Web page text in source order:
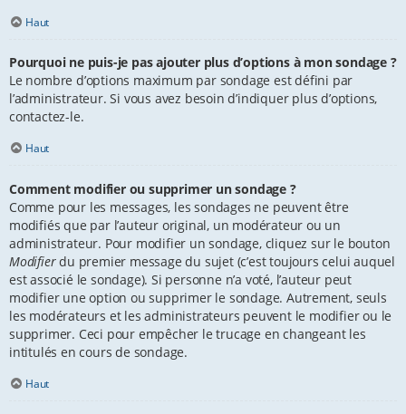
Haut
Pourquoi ne puis-je pas ajouter plus d’options à mon sondage ?
Le nombre d’options maximum par sondage est défini par
l’administrateur. Si vous avez besoin d’indiquer plus d’options,
contactez-le.
Haut
Comment modifier ou supprimer un sondage ?
Comme pour les messages, les sondages ne peuvent être
modifiés que par l’auteur original, un modérateur ou un
administrateur. Pour modifier un sondage, cliquez sur le bouton
Modifierdu premier message du sujet (c’est toujours celui auquel
est associé le sondage). Si personne n’a voté, l’auteur peut
modifier une option ou supprimer le sondage. Autrement, seuls
les modérateurs et les administrateurs peuvent le modifier ou le
supprimer. Ceci pour empêcher le trucage en changeant les
intitulés en cours de sondage.
Haut